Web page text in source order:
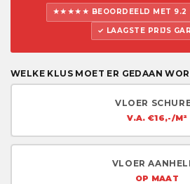
★★★★★ BEOORDEELD MET 9.2
✓ LAAGSTE PRIJS
WELKE KLUS MOET ER GEDAAN
VLOER
V.A. €16,-/M²
VLOER
OP MAAT